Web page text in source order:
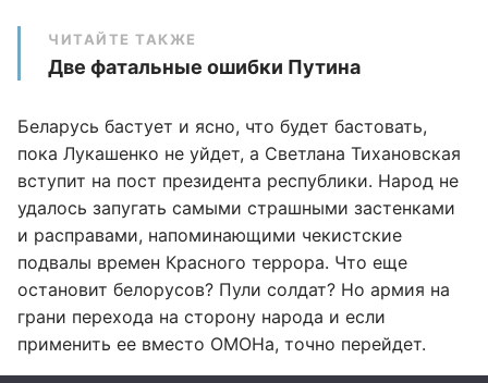
ЧИТАЙТЕ ТАКЖЕ
Две фатальные ошибки Путина
Беларусь бастует и ясно, что будет бастовать,
пока Лукашенко не уйдет, а Светлана Тихановская
вступит на пост президента республики. Народ не
удалось запугать самыми страшными застенками
и расправами, напоминающими чекистские
подвалы времен Красного террора. Что еще
остановит белорусов? Пули солдат? Но армия на
грани перехода на сторону народа и если
применить ее вместо ОМОНа, точно перейдет.